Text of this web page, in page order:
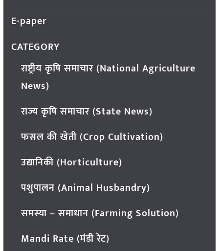
E-paper
CATEGORY
राष्ट्रीय कृषि समाचार (National Agriculture
News)
राज्य कृषि समाचार (State News)
फसल की खेती (Crop Cultivation)
उद्यानिकी (Horticulture)
पशुपालन (Animal Husbandry)
समस्या – समाधान (Farming Solution)
Mandi Rate (मंडी रेट)